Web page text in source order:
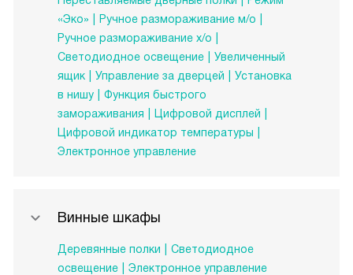
«Эко»
Ручное размораживание м/о
Ручное размораживание х/о
Светодиодное освещение
Увеличенный
ящик
Управление за дверцей
Установка
в нишу
Функция быстрого
замораживания
Цифровой дисплей
Цифровой индикатор температуры
Электронное управление
Винные шкафы
Деревянные полки
Светодиодное
освещение
Электронное управление